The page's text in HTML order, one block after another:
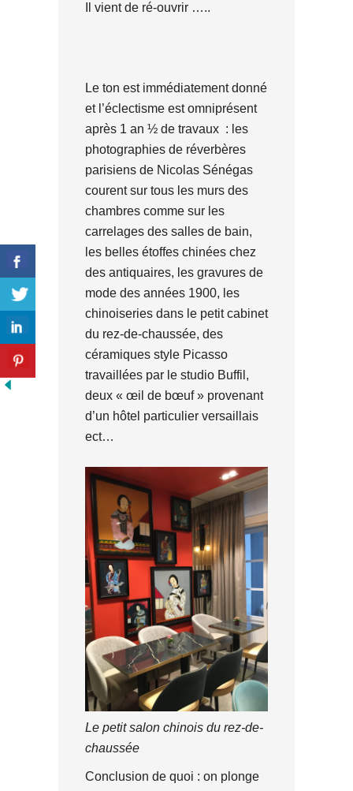
Il vient de ré-ouvrir …..
Le ton est immédiatement donné
et l’éclectisme est omniprésent
après 1 an ½ de travaux : les
photographies de réverbères
parisiens de Nicolas Sénégas
courent sur tous les murs des
chambres comme sur les
carrelages des salles de bain,
les belles étoffes chinées chez
des antiquaires, les gravures de
mode des années 1900, les
chinoiseries dans le petit cabinet
du rez-de-chaussée, des
céramiques style Picasso
travaillées par le studio Buffil,
deux « œil de bœuf » provenant
d’un hôtel particulier versaillais
ect…
Le petit salon chinois du rez-de-
chaussée
Conclusion de quoi : on plonge